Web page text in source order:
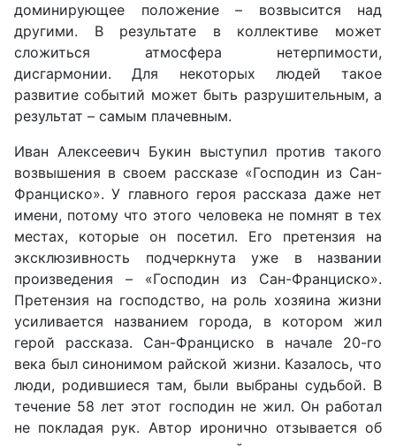
доминирующее положение – возвысится над
другими. В результате в коллективе может
сложиться атмосфера нетерпимости,
дисгармонии. Для некоторых людей такое
развитие событий может быть разрушительным, а
результат – самым плачевным.
Иван Алексеевич Букин выступил против такого
возвышения в своем рассказе «Господин из Сан-
Франциско». У главного героя рассказа даже нет
имени, потому что этого человека не помнят в тех
местах, которые он посетил. Его претензия на
эксклюзивность подчеркнута уже в названии
произведения – «Господин из Сан-Франциско».
Претензия на господство, на роль хозяина жизни
усиливается названием города, в котором жил
герой рассказа. Сан-Франциско в начале 20-го
века был синонимом райской жизни. Казалось, что
люди, родившиеся там, были выбраны судьбой. В
течение 58 лет этот господин не жил. Он работал
не покладая рук. Автор иронично отзывается об